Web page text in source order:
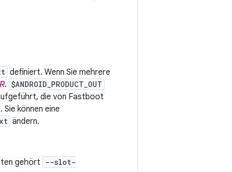
definiert. Wenn Sie mehrere
. $ANDROID_PRODUCT_OUT
die von Fastboot
können eine
ändern.
gehört
--slot-